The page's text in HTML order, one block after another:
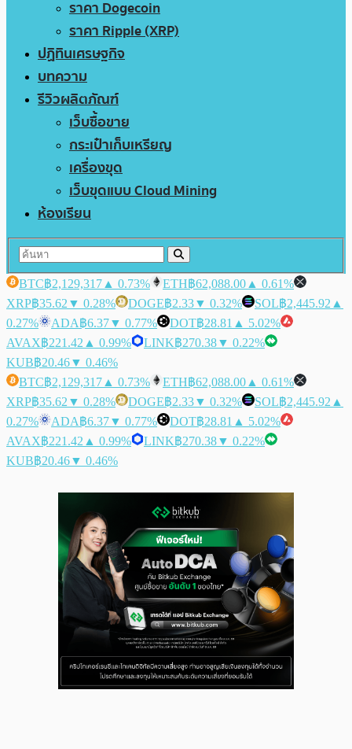
ราคา Dogecoin
ราคา Ripple (XRP)
ปฏิทินเศรษฐกิจ
บทความ
รีวิวผลิตภัณฑ์
เว็บซื้อขาย
กระเป๋าเก็บเหรียญ
เครื่องขุด
เว็บขุดแบบ Cloud Mining
ห้องเรียน
BTC฿2,129,317 ▲ 0.73% ETH฿62,088.00 ▲ 0.61%
XRP฿35.62 ▼ 0.28% DOGE฿2.33▼ 0.32% SOL฿2,445.92 ▲
0.27%
ADA฿6.37▼ 0.77% DOT฿28.81 ▲ 5.02%
AVAX฿221.42 ▲ 0.99% LINK฿270.38▼ 0.22%
KUB฿20.46▼ 0.46%
BTC฿2,129,317 ▲ 0.73% ETH฿62,088.00 ▲ 0.61%
XRP฿35.62 ▼ 0.28% DOGE฿2.33▼ 0.32% SOL฿2,445.92 ▲
0.27%
ADA฿6.37▼ 0.77% DOT฿28.81 ▲ 5.02%
AVAX฿221.42 ▲ 0.99% LINK฿270.38▼ 0.22%
KUB฿20.46▼ 0.46%